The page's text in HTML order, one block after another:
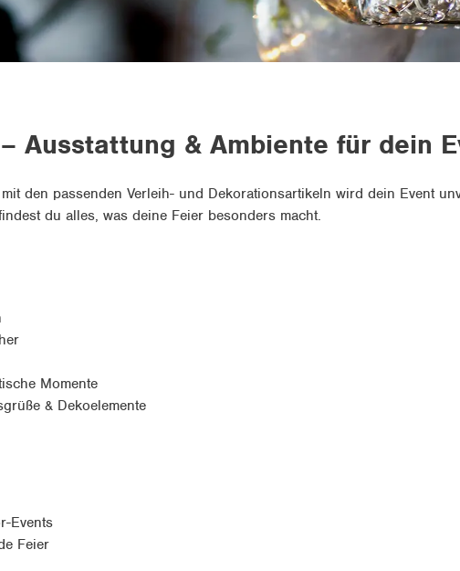
Ausstattung & Ambiente für dein
den passenden Verleih- und Dekorationsartikeln wird dein Event
du alles, was deine Feier besonders macht.
Momente
& Dekoelemente
Events
Feier